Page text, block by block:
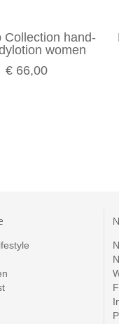
Collection hand-
women
€ 66,00